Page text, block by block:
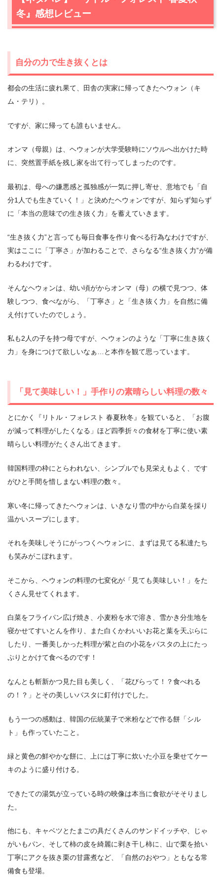
冬』感想レビュー
自分の力で生き抜くとは
都会の生活に疲れ果て、田舎の実家に帰ってきたヘウォン（キ
ム・テリ）。
ですが、家に帰っても誰もいません。
オンマ（母親）は、ヘウォンが大学受験時にソウルへ出かけた時
に、突然置手紙を残し家を出て行ってしまったのです。
最初は、母への嫌悪感と孤独感が一気に押し寄せ、意地でも「自
分1人でも生きていく！」と決めたヘウォンですが、知らず知らず
に「本当の意味での生き抜く力」を蓄えていきます。
“生き抜く力”と言っても毎日食事を作り食べる行為なわけですが、
実はここに「丁寧さ」が加わることで、さらなる“生き抜く力”が備
わるわけです。
そんなヘウォンは、幼い頃がからオンマ（母）の横で見つつ、体
験しつつ、食べながら、「丁寧さ」と「生き抜く力」を自然に備
え付けていたのでしょう。
私も2人の子を持つ母ですが、ヘウォンのような「丁寧に生き抜く
力」を身につけて欲しいなぁ…と本作を観て思っています。
「見て美味しい！」手作りの素晴らしい料理の数々
とにかく『リトル・フォレスト 春夏秋冬』を観ていると、「お腹
が減って料理がしたくなる」ほど四季折々の食材を丁寧に使い素
晴らしい料理がたくさん出てきます。
韓国料理の枠にとらわれない、シンプルでも見栄えもよく、です
がひと手間を惜しまない料理の数々。
寒い冬に帰ってきたヘウォンは、いきなり雪の中から白菜を採り
温かいスープにします。
それを美味しそうにがっつくヘウォンに、まずは見てる私達たち
も笑みがこぼれます。
そこから、ヘウォンの料理の七変化が「見ても美味しい！」をた
くさん見せてくれます。
白菜をフライパン広げ焼き、小麦粉を水で溶き、雪かき分生地を
寝かせてすいとんを作り、また白くかわいいお花と葉を天ぷらに
したり、一番美しかった料理が紫と白の小花をパスタの上にたっ
ぷりとかけて食べるのです！
なんとも斬新かつ見た目も美しく、「花びらって！？食べれる
の！？」とその美しいパスタに釘付けでした。
もう一つの感動は、韓国の伝統菓子で米粉などで作る餅「シル
ト」も作っていたこと。
緑と黄色の鮮やかな餅に、上には丁寧に炊いた小豆を乗せてケー
キのように盛り付ける。
できたての湯気が立っている時の映像は本当に食欲がそそりまし
た。
他にも、キャベツとたまごの具だくさんのサンドイッチや、じゃ
がいもパン、そして柿の皮を綺麗に剥き干し柿に、山で栗を拾い
丁寧にアクを抜き栗の甘露煮など、「自然のおやつ」ともなる常
備食も登場。